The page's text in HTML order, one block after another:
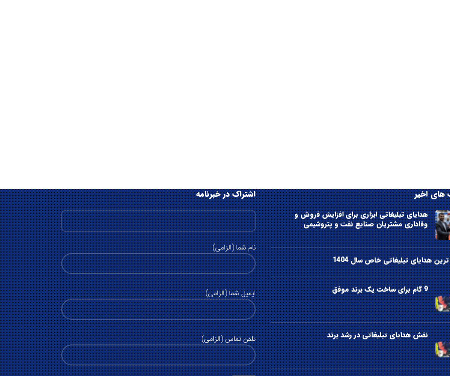
اخیر
هدایای تبلیغاتی ابزاری برای افزایش فروش و
وفاداری مشتریان صنایع نفت و پتروشیمی
هدایای تبلیغاتی خاص سال 1404
9 گام برای ساخت یک برند موفق
نقش هدایای تبلیغاتی در رشد برند
اشتراک در خبرنامه
نام شما (الزامی)
ایمیل شما (الزامی)
تلفن تماس (الزامی)